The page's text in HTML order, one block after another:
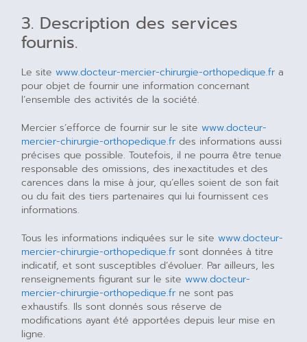
3. Description des services
fournis.
Le sitewww.docteur-mercier-chirurgie-orthopedique.fr a
pour objet de fournir une information concernant
l’ensemble des activités de la société.
Mercier s’efforce de fournir sur le sitewww.docteur-
mercier-chirurgie-orthopedique.fr des informations aussi
précises que possible. Toutefois, il ne pourra être tenue
responsable des omissions, des inexactitudes et des
carences dans la mise à jour, qu’elles soient de son fait
ou du fait des tiers partenaires qui lui fournissent ces
informations.
Tous les informations indiquées sur le sitewww.docteur-
mercier-chirurgie-orthopedique.fr sont données à titre
indicatif, et sont susceptibles d’évoluer. Par ailleurs, les
renseignements figurant sur le sitewww.docteur-
mercier-chirurgie-orthopedique.fr ne sont pas
exhaustifs. Ils sont donnés sous réserve de
modifications ayant été apportées depuis leur mise en
ligne.